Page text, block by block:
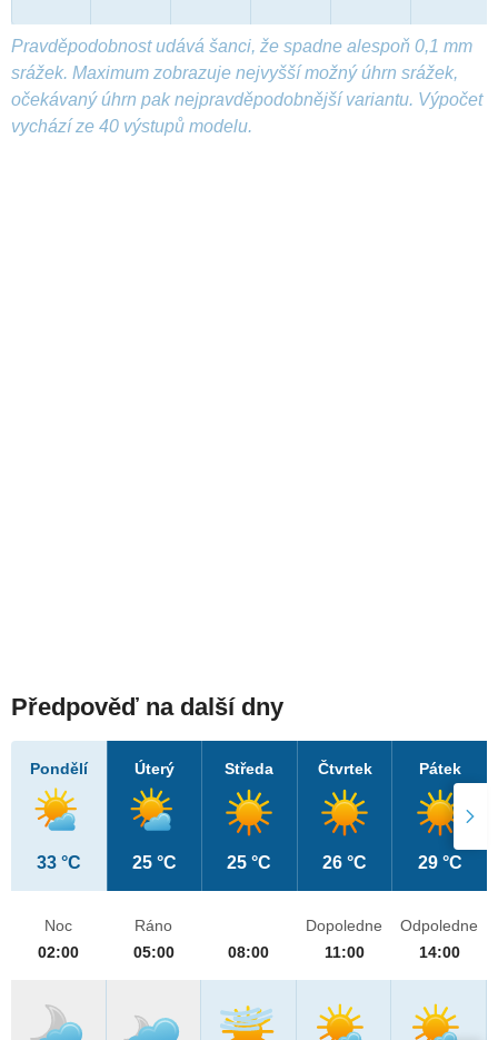
Pravděpodobnost udává šanci, že spadne alespoň 0,1 mm
srážek. Maximum zobrazuje nejvyšší možný úhrn srážek,
očekávaný úhrn pak nejpravděpodobnější variantu. Výpočet
vychází ze 40 výstupů modelu.
Předpověď na další dny
Pondělí
33 °C
Úterý
25 °C
Středa
25 °C
Čtvrtek
26 °C
Pátek
29 °C
Noc
02:00
Ráno
05:00
08:00
Dopoledne
11:00
Odpoledne
14:00